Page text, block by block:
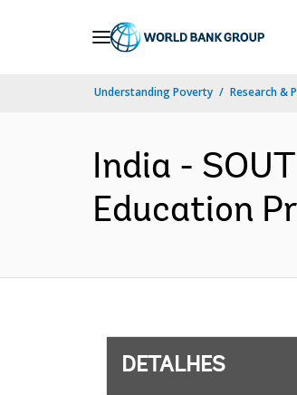
Understanding Poverty Research &
India -
Education
DETALHES